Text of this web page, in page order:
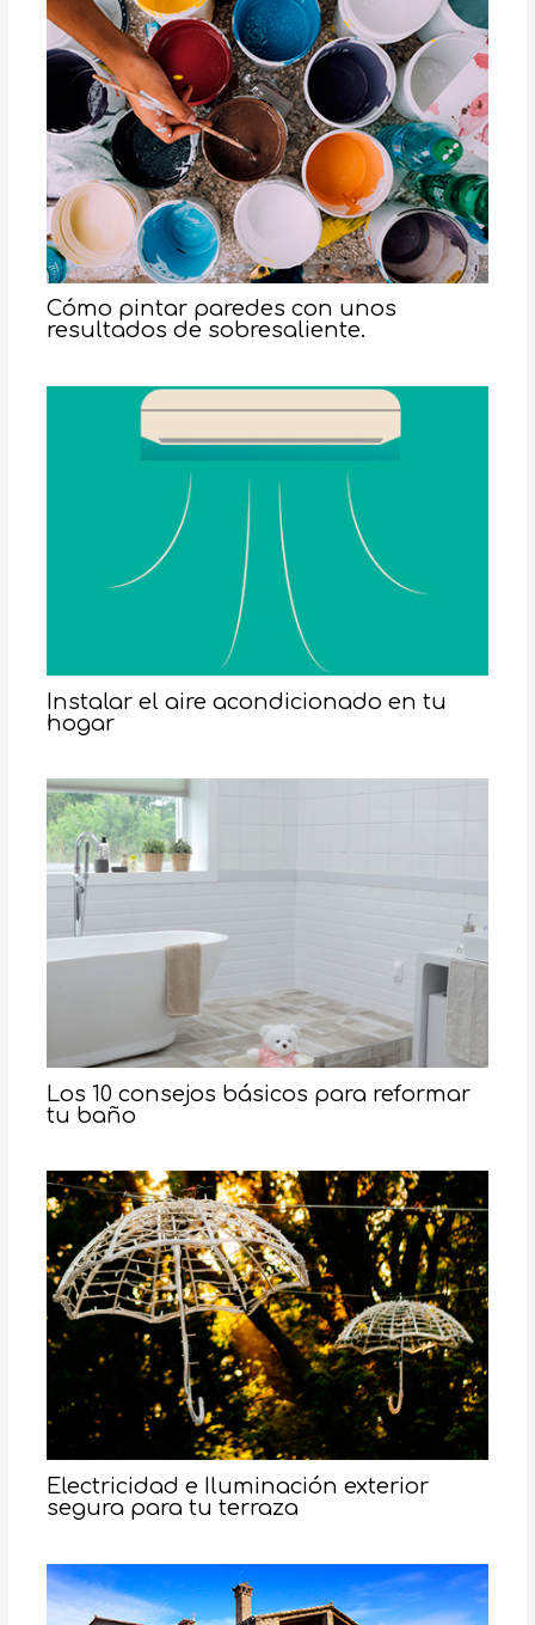
Cómo pintar paredes con unos
resultados de sobresaliente.
Instalar el aire acondicionado en tu
hogar
Los 10 consejos básicos para reformar
tu baño
Electricidad e Iluminación exterior
segura para tu terraza